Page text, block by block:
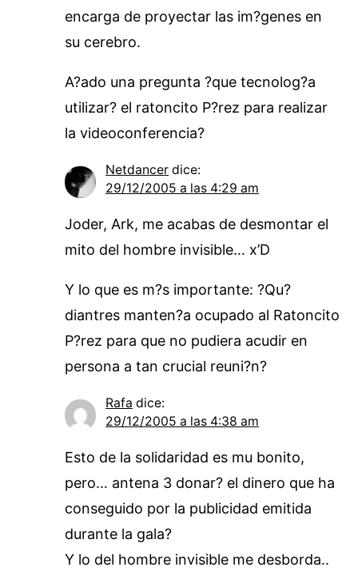
encarga de proyectar las im?genes en
su cerebro.
A?ado una pregunta ?que tecnolog?a
utilizar? el ratoncito P?rez para realizar
la videoconferencia?
Netdancer dice:
29/12/2005 a las 4:29 am
Joder, Ark, me acabas de desmontar el
mito del hombre invisible… x’D
Y lo que es m?s importante: ?Qu?
diantres manten?a ocupado al Ratoncito
P?rez para que no pudiera acudir en
persona a tan crucial reuni?n?
Rafa dice:
29/12/2005 a las 4:38 am
Esto de la solidaridad es mu bonito,
pero… antena 3 donar? el dinero que ha
conseguido por la publicidad emitida
durante la gala?
Y lo del hombre invisible me desborda..